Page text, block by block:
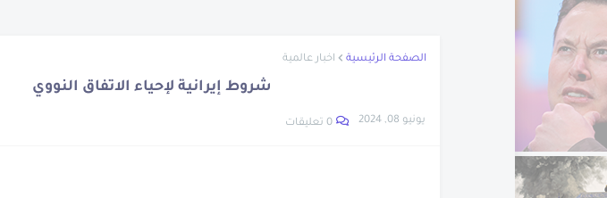
تعرف على اخترع الساعة
الصفحة الرئيسية اخبار عالمية
شروط إيرانية لإحياء الاتفاق النووي
يونيو 08, 2024 0 تعليقات